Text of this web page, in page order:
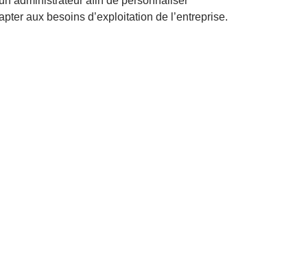
aux besoins d’exploitation de l’entreprise.
retrouver les commandes modifiées d’une partition IBM i